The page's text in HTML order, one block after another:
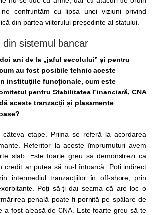
confruntăm cu lipsa unei viziuni privind
din partea viitorului președinte al statului.
din sistemul bancar
ani de la „jaful secolului” și pentru
au fost posibile tehnic aceste
instituțiile funcționale, cum este
pentru Stabilitatea Financiară, CNA
aceste tranzacții și plasamente
etape. Prima se referă la acordarea
Referitor la aceste împrumuturi avem
slab. Este foarte greu să demonstrezi că
credit ar putea să nu-l întoarcă. Poți indirect
intermediul tranzacțiilor în off-shore, prin
Poți să-ți dai seama că are loc o
penală poate fi pornită pe spălare de
a fost aleasă de CNA. Este foarte greu să te